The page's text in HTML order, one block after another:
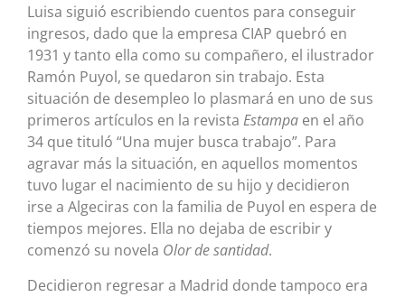
Luisa siguió escribiendo cuentos para conseguir
ingresos, dado que la empresa CIAP quebró en
1931 y tanto ella como su compañero, el ilustrador
Ramón Puyol, se quedaron sin trabajo. Esta
situación de desempleo lo plasmará en uno de sus
primeros artículos en la revista Estampa en el año
34 que tituló “Una mujer busca trabajo”. Para
agravar más la situación, en aquellos momentos
tuvo lugar el nacimiento de su hijo y decidieron
irse a Algeciras con la familia de Puyol en espera de
tiempos mejores. Ella no dejaba de escribir y
comenzó su novela Olor de santidad.
Decidieron regresar a Madrid donde tampoco era